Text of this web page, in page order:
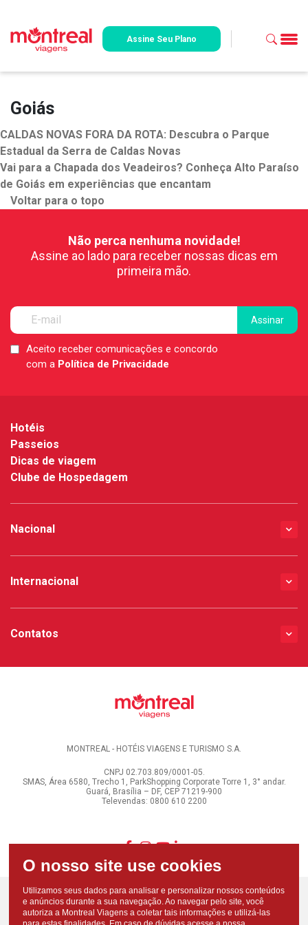
Assine Seu Plano
Goiás
CALDAS NOVAS FORA DA ROTA: Descubra o Parque
Estadual da Serra de Caldas Novas
Vai para a Chapada dos Veadeiros? Conheça Alto Paraíso
de Goiás em experiências que encantam
Voltar para o topo
Não perca nenhuma novidade!
Assine ao lado para receber nossas dicas em
primeira mão.
LGPDAceito receber comunicações e concordo
com a Política de Privacidade
Hotéis
Passeios
Dicas de viagem
Clube de Hospedagem
Nacional
Internacional
Contatos
MONTREAL - HOTÉIS VIAGENS E TURISMO S.A.
CNPJ 02.703.809/0001-05.
SMAS, Área 6580, Trecho 1, ParkShopping Corporate Torre 1, 3° andar.
Guará, Brasília – DF, CEP 71219-900
Televendas: 0800 610 2200
Utilizamos seus dados para analisar e personalizar nossos conteúdos
e anúncios durante a sua navegação. Ao navegar pelo site, você
autoriza a Montreal Viagens a coletar tais informações e utilizá-las